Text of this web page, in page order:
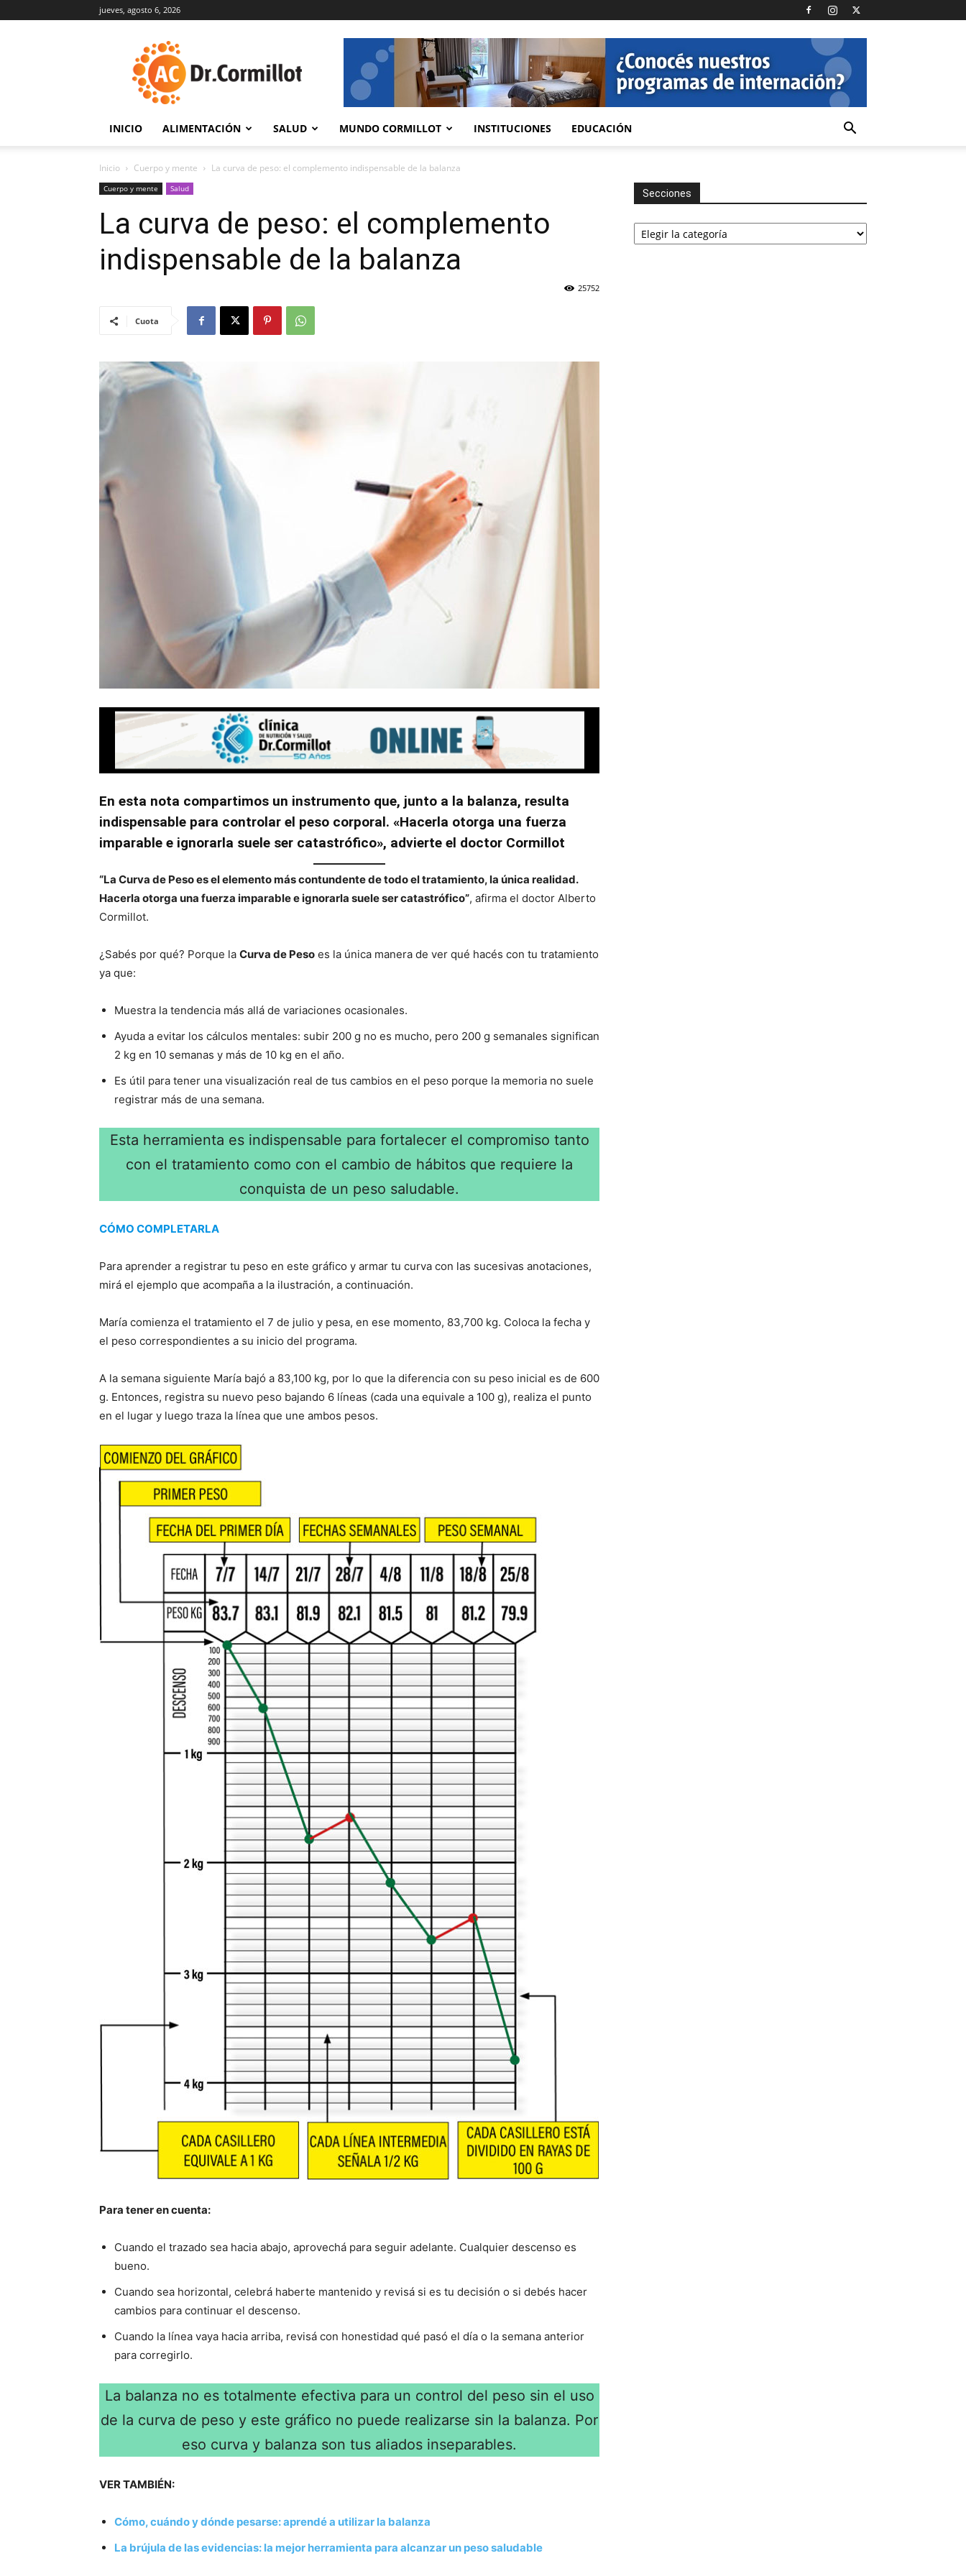
jueves, agosto 6, 2026
INICIO ALIMENTACIÓN SALUD MUNDO CORMILLOT INSTITUCIONES EDUCACIÓN
Inicio Cuerpo y mente La curva de peso: el complemento indispensable de la balanza
Cuerpo y mente Salud
La curva de peso: el complemento
indispensable de la balanza
25752
Cuota
En esta nota compartimos un instrumento que, junto a la balanza, resulta
indispensable para controlar el peso corporal. «Hacerla otorga una fuerza
imparable e ignorarla suele ser catastrófico», advierte el doctor Cormillot
“La Curva de Peso es el elemento más contundente de todo el tratamiento, la única realidad.
Hacerla otorga una fuerza imparable e ignorarla suele ser catastrófico”, afirma el doctor Alberto
Cormillot.
¿Sabés por qué? Porque la Curva de Peso es la única manera de ver qué hacés con tu tratamiento
ya que:
Muestra la tendencia más allá de variaciones ocasionales.
Ayuda a evitar los cálculos mentales: subir 200 g no es mucho, pero 200 g semanales significan
2 kg en 10 semanas y más de 10 kg en el año.
Es útil para tener una visualización real de tus cambios en el peso porque la memoria no suele
registrar más de una semana.
Esta herramienta es indispensable para fortalecer el compromiso tanto
con el tratamiento como con el cambio de hábitos que requiere la
conquista de un peso saludable.
CÓMO COMPLETARLA
Para aprender a registrar tu peso en este gráfico y armar tu curva con las sucesivas anotaciones,
mirá el ejemplo que acompaña a la ilustración, a continuación.
María comienza el tratamiento el 7 de julio y pesa, en ese momento, 83,700 kg. Coloca la fecha y
el peso correspondientes a su inicio del programa.
A la semana siguiente María bajó a 83,100 kg, por lo que la diferencia con su peso inicial es de 600
g. Entonces, registra su nuevo peso bajando 6 líneas (cada una equivale a 100 g), realiza el punto
en el lugar y luego traza la línea que une ambos pesos.
Para tener en cuenta:
Cuando el trazado sea hacia abajo, aprovechá para seguir adelante. Cualquier descenso es
bueno.
Cuando sea horizontal, celebrá haberte mantenido y revisá si es tu decisión o si debés hacer
cambios para continuar el descenso.
Cuando la línea vaya hacia arriba, revisá con honestidad qué pasó el día o la semana anterior
para corregirlo.
La balanza no es totalmente efectiva para un control del peso sin el uso
de la curva de peso y este gráfico no puede realizarse sin la balanza. Por
eso curva y balanza son tus aliados inseparables.
VER TAMBIÉN:
Cómo, cuándo y dónde pesarse: aprendé a utilizar la balanza
La brújula de las evidencias: la mejor herramienta para alcanzar un peso saludable
Secciones
Secciones